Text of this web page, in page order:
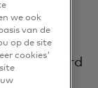
in
Mastercard
we ook
van de
op de site
cookies'